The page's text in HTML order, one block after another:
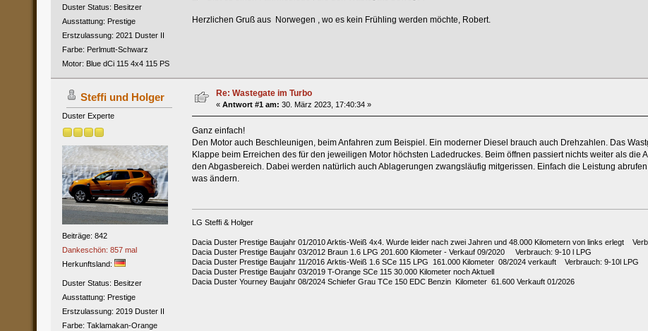
Duster Status: Besitzer
Ausstattung: Prestige
Erstzulassung: 2021 Duster II
Farbe: Perlmutt-Schwarz
Motor: Blue dCi 115 4x4 115 PS
Herzlichen Gruß aus Norwegen , wo es kein Frühling werden möchte, Robert.
Steffi und Holger
Duster Experte
Beiträge: 842
Dankeschön: 857 mal
Herkunftsland:
Duster Status: Besitzer
Ausstattung: Prestige
Erstzulassung: 2019 Duster II
Farbe: Taklamakan-Orange
Re: Wastegate im Turbo
« Antwort #1 am: 30. März 2023, 17:40:34 »
Ganz einfach!
Den Motor auch Beschleunigen, beim Anfahren zum Beispiel. Ein moderner Diesel brauch auch Drehzahlen. Das
Klappe beim Erreichen des für den jeweiligen Motor höchsten Ladedruckes. Beim öffnen passiert nichts weiter als die
den Abgasbereich. Dabei werden natürlich auch Ablagerungen zwangsläufig mitgerissen. Einfach die Leistung
was ändern.
LG Steffi & Holger
Dacia Duster Prestige Baujahr 01/2010 Arktis-Weiß 4x4. Wurde leider nach zwei Jahren und 48.000 Kilometern von links erlegt
Dacia Duster Prestige Baujahr 03/2012 Braun 1.6 LPG 201.600 Kilometer - Verkauf 09/2020 Verbrauch: 9-10 l LPG
Dacia Duster Prestige Baujahr 11/2016 Arktis-Weiß 1.6 SCe 115 LPG 161.000 Kilometer 08/2024 verkauft Verbrauch: 9-10l LPG
Dacia Duster Prestige Baujahr 03/2019 T-Orange SCe 115 30.000 Kilometer noch Aktuell
Dacia Duster Yourney Baujahr 08/2024 Schiefer Grau TCe 150 EDC Benzin Kilometer 61.600 Verkauft 01/2026